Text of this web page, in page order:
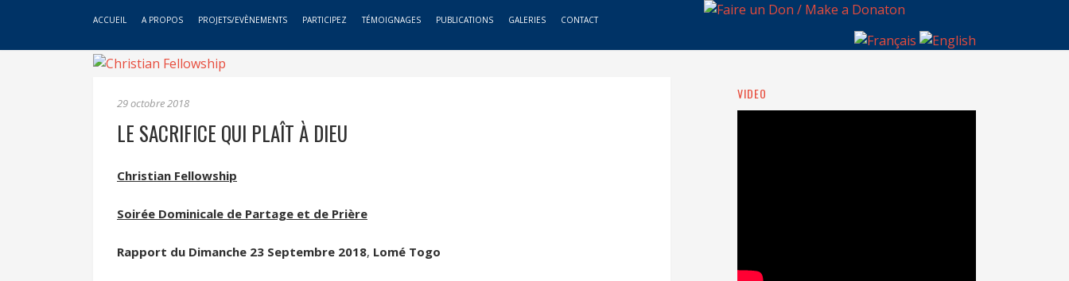
ACCUEIL A PROPOS PROJETS/EVÈNEMENTS PARTICIPEZ TÉMOIGNAGES PUBLICATIONS GALERIES CONTACT
29 octobre 2018
LE SACRIFICE QUI PLAÎT À DIEU
Christian Fellowship
Soirée Dominicale de Partage et de Prière
Rapport du Dimanche 23 Septembre 2018, Lomé Togo
VIDEO